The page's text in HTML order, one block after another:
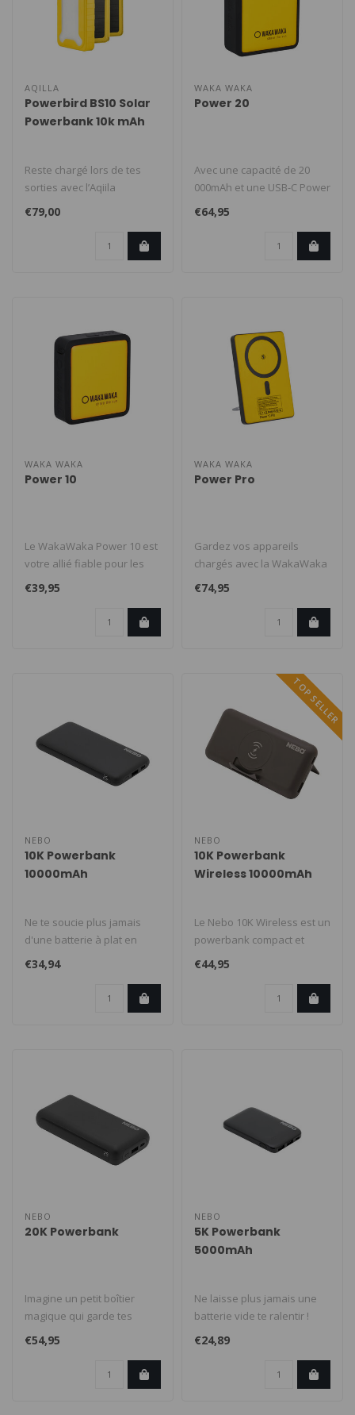
AQILLA
Powerbird BS10 Solar
Powerbank 10k mAh
Reste chargé lors de tes
sorties avec l’Aqiila
Powerbird BS10. Ses
panneaux s..
€79,00
WAKA WAKA
Power 20
Avec une capacité de 20
000mAh et une USB-C Power
Delivery de 65W, rechargez
€64,95
WAKA WAKA
Power 10
Le WakaWaka Power 10 est
votre allié fiable pour les
aventures en plein air et ..
€39,95
WAKA WAKA
Power Pro
Gardez vos appareils
chargés avec la WakaWaka
Power Pro ultrafine de 10
000mAh...
€74,95
NEBO
10K Powerbank
10000mAh
Ne te soucie plus jamais
d'une batterie à plat en
déplacement avec la Nebo
10K..
€34,94
TOP SELLER
NEBO
10K Powerbank
Wireless 10000mAh
Le Nebo 10K Wireless est un
powerbank compact et
puissant. Ne laissez pas
une ba..
€44,95
NEBO
20K Powerbank
Imagine un petit boîtier
magique qui garde tes
appareils en vie, partout et
tou..
€54,95
NEBO
5K Powerbank
5000mAh
Ne laisse plus jamais une
batterie vide te ralentir !
Découvre la liberté de r..
€24,89